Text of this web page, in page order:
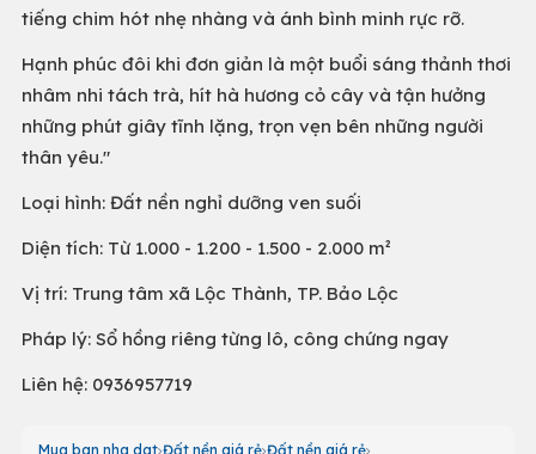
tiếng chim hót nhẹ nhàng và ánh bình minh rực rỡ.
Hạnh phúc đôi khi đơn giản là một buổi sáng thảnh thơi
nhâm nhi tách trà, hít hà hương cỏ cây và tận hưởng
những phút giây tĩnh lặng, trọn vẹn bên những người
thân yêu."
Loại hình: Đất nền nghỉ dưỡng ven suối
Diện tích: Từ 1.000 - 1.200 - 1.500 - 2.000 m²
Vị trí: Trung tâm xã Lộc Thành, TP. Bảo Lộc
Pháp lý: Sổ hồng riêng từng lô, công chứng ngay
Liên hệ: 0936957719
Mua ban nha dat Đất nền giá rẻ Đất nền giá rẻ